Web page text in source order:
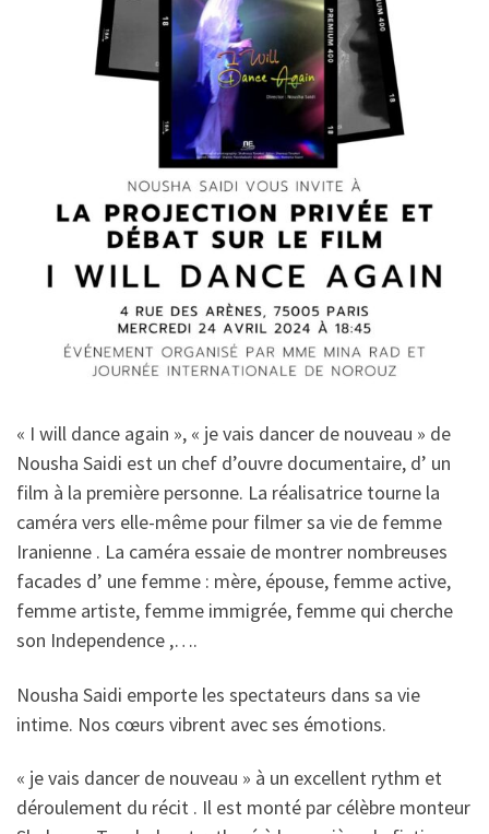
« I will dance again », « je vais dancer de nouveau » de
Nousha Saidi est un chef d’ouvre documentaire, d’ un
film à la première personne. La réalisatrice tourne la
caméra vers elle-même pour filmer sa vie de femme
Iranienne . La caméra essaie de montrer nombreuses
facades d’ une femme : mère, épouse, femme active,
femme artiste, femme immigrée, femme qui cherche
son Independence ,….
Nousha Saidi emporte les spectateurs dans sa vie
intime. Nos cœurs vibrent avec ses émotions.
« je vais dancer de nouveau » à un excellent rythm et
déroulement du récit . Il est monté par célèbre monteur